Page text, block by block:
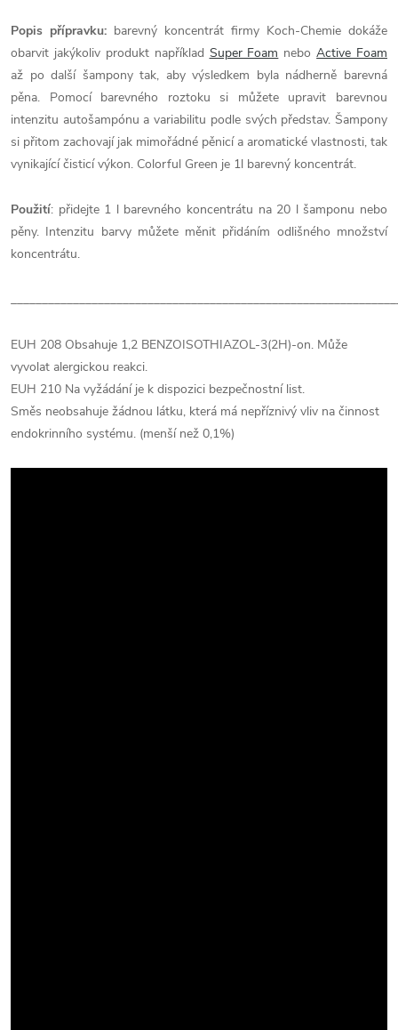
Popis přípravku: barevný koncentrát firmy Koch-Chemie dokáže
obarvit jakýkoliv produkt například Super Foam neboActive Foam
až po další šampony tak, aby výsledkem byla nádherně barevná
pěna. Pomocí barevného roztoku si můžete upravit barevnou
intenzitu autošampónu a variabilitu podle svých představ. Šampony
si přitom zachovají jak mimořádné pěnicí a aromatické vlastnosti, tak
vynikající čisticí výkon. Colorful Green je 1l barevný koncentrát.
Použití: přidejte 1 l barevného koncentrátu na 20 l šamponu nebo
pěny. Intenzitu barvy můžete měnit přidáním odlišného množství
koncentrátu.
EUH 208 Obsahuje 1,2 BENZOISOTHIAZOL-3(2H)-on. Může
vyvolat alergickou reakci.
EUH 210 Na vyžádání je k dispozici bezpečnostní list.
Směs neobsahuje žádnou látku, která má nepříznivý vliv na činnost
endokrinního systému. (menší než 0,1%)